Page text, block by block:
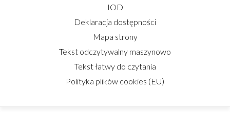
IOD
Deklaracja dostępności
Mapa strony
Tekst odczytywalny maszynowo
Tekst łatwy do czytania
Polityka plików cookies (EU)